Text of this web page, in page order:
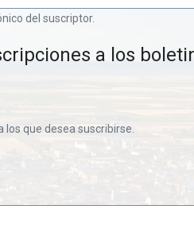
del suscriptor.
a los
los que desea suscribirse.